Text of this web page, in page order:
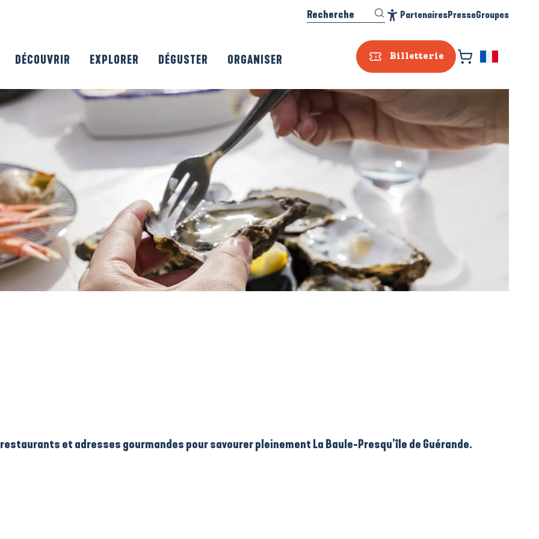
Billetterie
Recherche PartenairesPresseGroupes
DÉCOUVRIR EXPLORER DÉGUSTER ORGANISER
et adresses gourmandes pour savourer pleinement La Baule-Presqu’île de Guérande.